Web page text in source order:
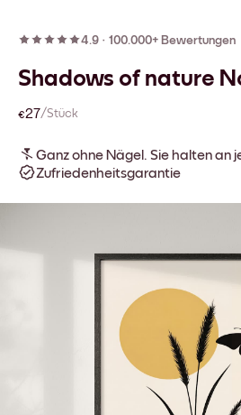
4.9 · 100.000+ Bewertungen
Shadows of nature
€27/Stück
Ganz ohne Nägel. Sie halten an
Zufriedenheitsgarantie